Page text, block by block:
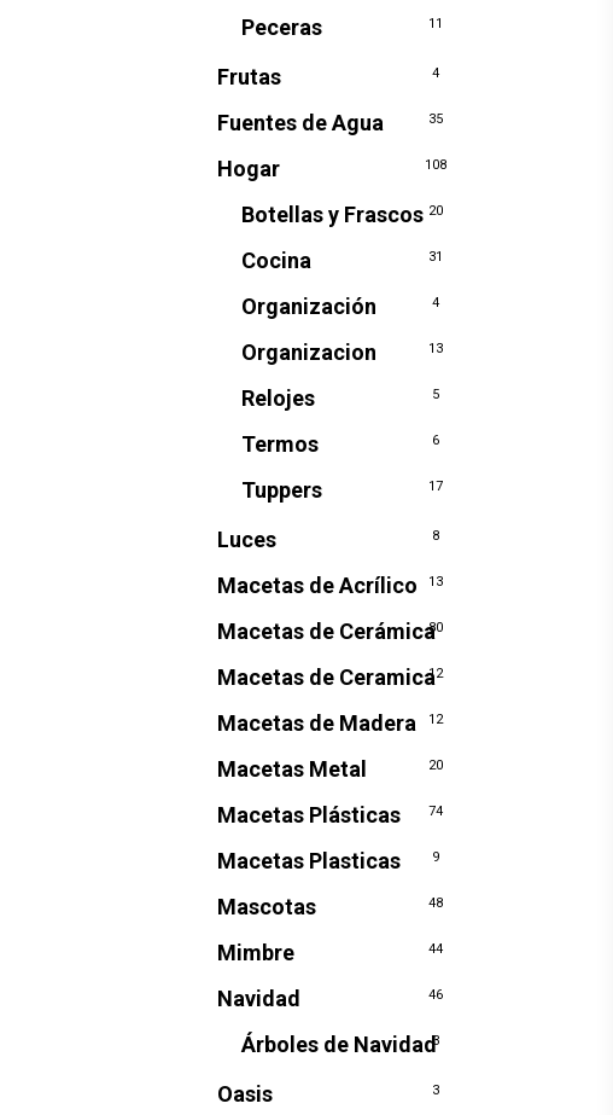
Peceras 11
Frutas 4
Fuentes de Agua 35
Hogar 108
Botellas y Frascos 20
Cocina 31
Organización 4
Organizacion 13
Relojes 5
Termos 6
Tuppers 17
Luces 8
Macetas de Acrílico 13
Macetas de Cerámica80
Macetas de Ceramica12
Macetas de Madera 12
Macetas Metal 20
Macetas Plásticas 74
Macetas Plasticas 9
Mascotas 48
Mimbre 44
Navidad 46
Árboles de Navidad3
Oasis 3